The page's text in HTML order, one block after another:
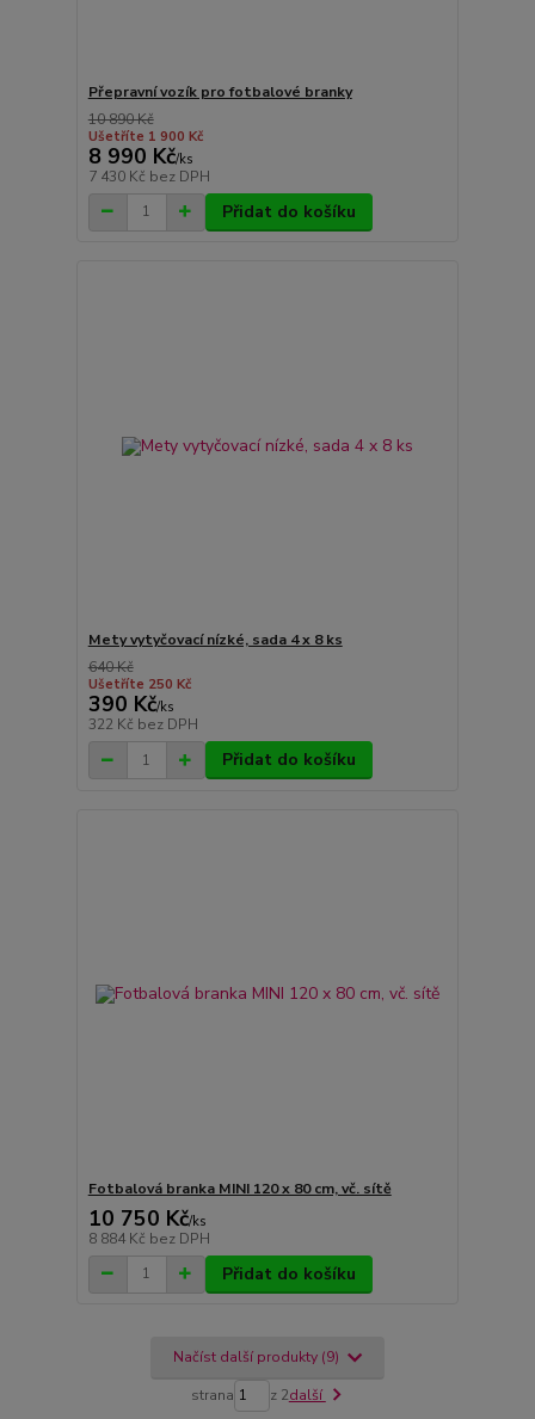
Přepravní vozík pro fotbalové branky
10 890 Kč
Ušetříte 1 900 Kč
8 990 Kč/ks
7 430 Kč bez DPH
Přidat do košíku
Mety vytyčovací nízké, sada 4 x 8 ks
640 Kč
Ušetříte 250 Kč
390 Kč/ks
322 Kč bez DPH
Přidat do košíku
Fotbalová branka MINI 120 x 80 cm, vč. sítě
10 750 Kč/ks
8 884 Kč bez DPH
Přidat do košíku
Načíst další produkty (9)
strana z 2další